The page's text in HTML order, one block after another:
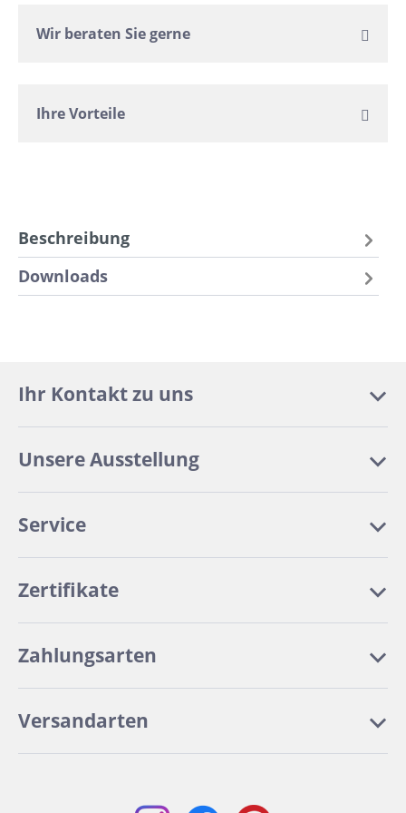
Wir beraten Sie gerne
Ihre Vorteile
Beschreibung
Downloads
Ihr Kontakt zu uns
Unsere Ausstellung
Service
Zertifikate
Zahlungsarten
Versandarten